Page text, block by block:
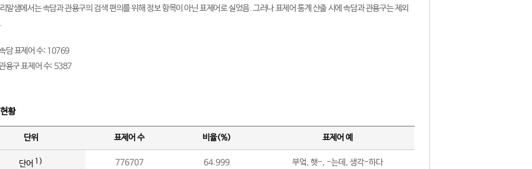
말샘에서는 속담과 관용구의 검색 편의를 위해 정보 항목이 아닌 표제어로 실었음. 그러나 표제어 통계 산출 시에 속담과 관용구는 제외
담 표제어 수: 10769
용구 표제어 수: 5387
황
단위 표제어 수 비율(%) 표제어 예
단어 1) 776707 64.999 부엌, 햇-, -는데, 생각-하다